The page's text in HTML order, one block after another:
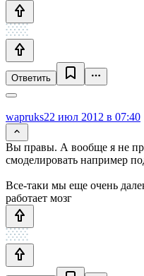
Ответить
wapruks22 июл 2012 в 07:40
Вы правы. А вообще я не
смоделировать например
Все-таки мы еще очень
работает мозг